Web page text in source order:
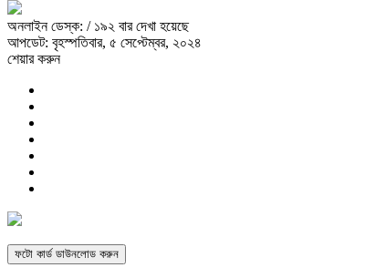
অনলাইন ডেস্ক: / ১৯২ বার দেখা হয়েছে
আপডেট: বৃহস্পতিবার, ৫ সেপ্টেম্বর, ২০২৪
শেয়ার করুন
ফটো কার্ড ডাউনলোড করুন